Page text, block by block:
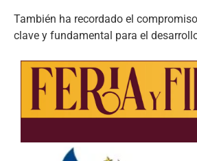
También ha recordado el
clave y fundamental para el